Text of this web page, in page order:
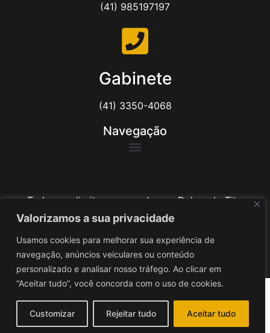
Valorizamos a sua privacidade
Usamos cookies para melhorar sua experiência de
navegação, anúncios veiculares ou conteúdo
personalizado e analisar nosso tráfego. Ao clicar em
“Aceitar tudo”, você concorda com o uso de cookies.
Customizar Rejeitar tudo Aceitar tudo
(41) 985197197
Gabinete
(41) 3350-4068
Navegação
Todos os direitos reservados ao Delegado Tito
Barichello
Desenvolvido poriv3